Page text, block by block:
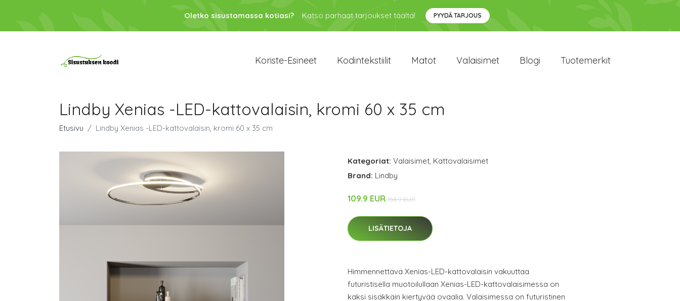
Oletko sisustamassa kotiasi? Katso parhaat tarjoukset täältä! PYYDÄ TARJOUS
Koriste-Esineet Kodintekstiilit Matot Valaisimet Blogi Tuotemerkit
Lindby Xenias -LED-kattovalaisin, kromi 60 x 35 cm
Etusivu Lindby Xenias -LED-kattovalaisin, kromi 60 x 35 cm
Kategoriat: Valaisimet, Kattovalaisimet
Brand: Lindby
109.9 EUR 158.9 EUR
LISÄTIETOJA
Himmennettävä Xenias-LED-kattovalaisin vakuuttaa
futuristisella muotoilullaan Xenias-LED-kattovalaisimessa on
kaksi sisäkkäin kiertyvää ovaalia. Valaisimessa on futuristinen